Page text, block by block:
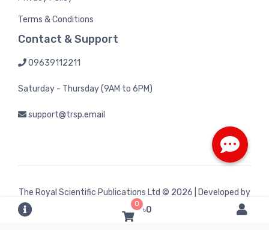
Terms & Conditions
Contact & Support
09639112211
Saturday - Thursday (9AM to 6PM)
support@trsp.email
The Royal Scientific Publications Ltd © 2026 | Developed by
Bintel Future Tech
0
৳0